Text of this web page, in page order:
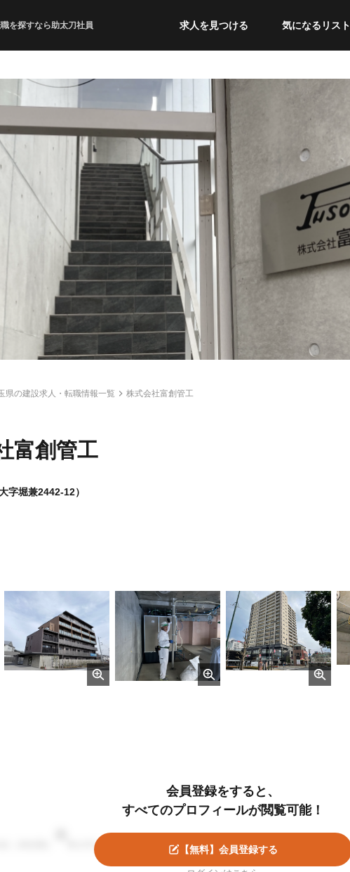
を探すなら助太刀社員 求人を見つける 気になるリスト
県の建設求人・転職情報一覧 株式会社富創管工
富創管工
字堀兼2442-12）
準大手ゼネコン・株式会社サンプル
会員登録をすると、
すべてのプロフィールが閲覧可能！
【無料】会員登録する